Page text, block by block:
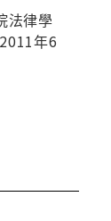
法律學
年6